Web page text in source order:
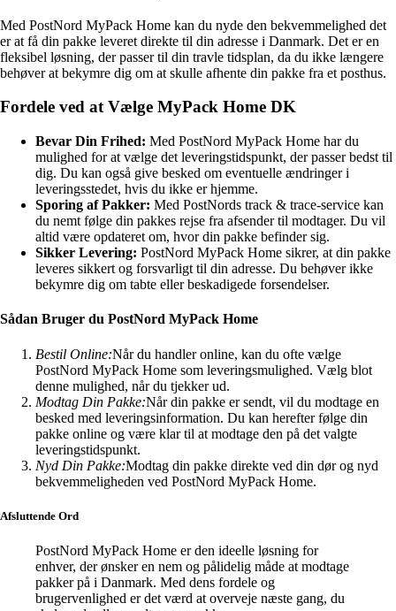
Med PostNord MyPack Home kan du nyde den bekvemmelighed det
er at få din pakke leveret direkte til din adresse i Danmark. Det er en
fleksibel løsning, der passer til din travle tidsplan, da du ikke længere
behøver at bekymre dig om at skulle afhente din pakke fra et posthus.
Fordele ved at Vælge MyPack Home DK
Bevar Din Frihed: Med PostNord MyPack Home har du
mulighed for at vælge det leveringstidspunkt, der passer bedst til
dig. Du kan også give besked om eventuelle ændringer i
leveringsstedet, hvis du ikke er hjemme.
Sporing af Pakker: Med PostNords track & trace-service kan
du nemt følge din pakkes rejse fra afsender til modtager. Du vil
altid være opdateret om, hvor din pakke befinder sig.
Sikker Levering: PostNord MyPack Home sikrer, at din pakke
leveres sikkert og forsvarligt til din adresse. Du behøver ikke
bekymre dig om tabte eller beskadigede forsendelser.
Sådan Bruger du PostNord MyPack Home
Bestil Online:Når du handler online, kan du ofte vælge
PostNord MyPack Home som leveringsmulighed. Vælg blot
denne mulighed, når du tjekker ud.
Modtag Din Pakke:Når din pakke er sendt, vil du modtage en
besked med leveringsinformation. Du kan herefter følge din
pakke online og være klar til at modtage den på det valgte
leveringstidspunkt.
Nyd Din Pakke:Modtag din pakke direkte ved din dør og nyd
bekvemmeligheden ved PostNord MyPack Home.
Afsluttende Ord
PostNord MyPack Home er den ideelle løsning for
enhver, der ønsker en nem og pålidelig måde at modtage
pakker på i Danmark. Med dens fordele og
brugervenlighed er det værd at overveje næste gang, du